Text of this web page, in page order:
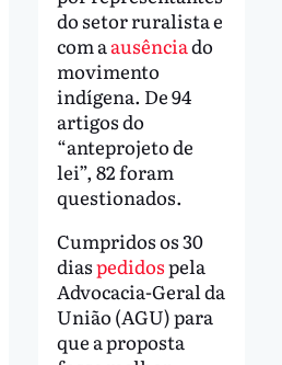
do setor ruralista e
com aausênciado
movimento
indígena. De 94
artigos do
“anteprojeto de
lei”, 82 foram
questionados.
Cumpridos os 30
diaspedidospela
Advocacia-Geral da
União (AGU) para
que a proposta